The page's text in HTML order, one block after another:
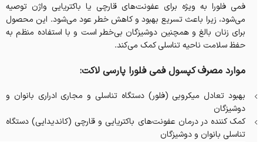
فمی فلورا به ویژه برای عفونت‌های قارچی یا باکتریایی واژن توصیه
می‌شود، زیرا باعث تسریع بهبود و کاهش خطر عود می‌شود. این محصول
برای زنان بالغ و همچنین دوشیزگان بی‌خطر است و با استفاده منظم به
حفظ سلامت ناحیه تناسلی کمک می‌کند.
موارد مصرف کپسول فمی فلورا پارسی لاکت:
بهبود تعادل میکروبی (فلور) دستگاه تناسلی و مجاری ادراری بانوان و
دوشیزگان
کمک کننده در درمان عفونت‌های باکتریایی و قارچی (کاندیدایی) دستگاه
تناسلی بانوان و دوشیزگان